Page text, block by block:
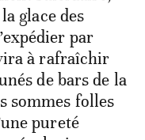
glace des
par
à rafraîchir
de bars de la
sommes folles
pureté